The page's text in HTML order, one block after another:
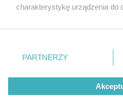
© 2026 Grupa
charakterystykę urządzenia do
zmienić/wycofać klikając
znajdujący się w lewym dolnym
rodzaje przetwarzania danych
użytkownika, ale masz prawo
przetwarzaniu. Preferencje
PARTNERZY